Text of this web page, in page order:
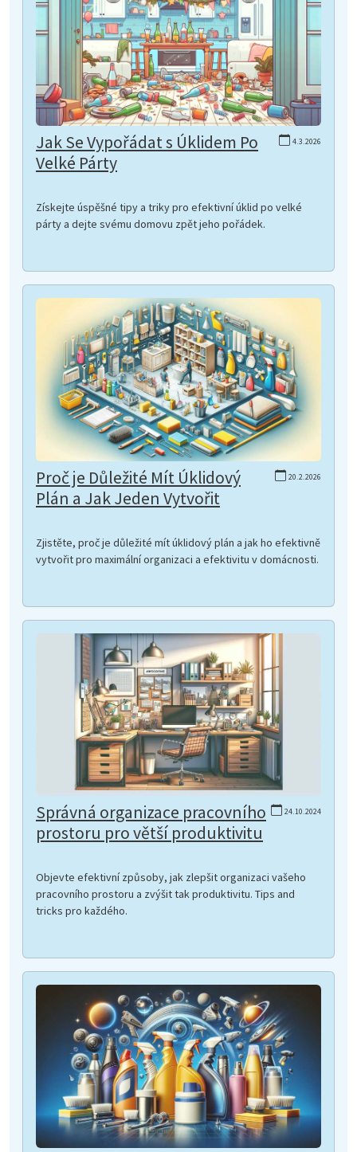
4.3.2026
Jak Se Vypořádat s Úklidem Po
Velké Párty
Získejte úspěšné tipy a triky pro efektivní úklid po velké
párty a dejte svému domovu zpět jeho pořádek.
20.2.2026
Proč je Důležité Mít Úklidový
Plán a Jak Jeden Vytvořit
Zjistěte, proč je důležité mít úklidový plán a jak ho efektivně
vytvořit pro maximální organizaci a efektivitu v domácnosti.
24.10.2024
Správná organizace pracovního
prostoru pro větší produktivitu
Objevte efektivní způsoby, jak zlepšit organizaci vašeho
pracovního prostoru a zvýšit tak produktivitu. Tips and
tricks pro každého.